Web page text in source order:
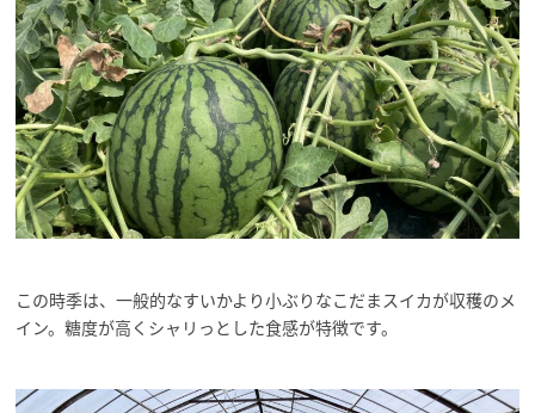
この時季は、一般的なすいかより小ぶりなこだまスイカが収穫のメ
イン。糖度が高くシャリっとした食感が特徴です。